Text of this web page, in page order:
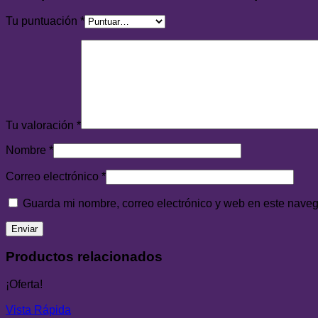
Tu puntuación *
Tu valoración *
Nombre *
Correo electrónico *
Guarda mi nombre, correo electrónico y web en este
Productos relacionados
¡Oferta!
Vista Rápida